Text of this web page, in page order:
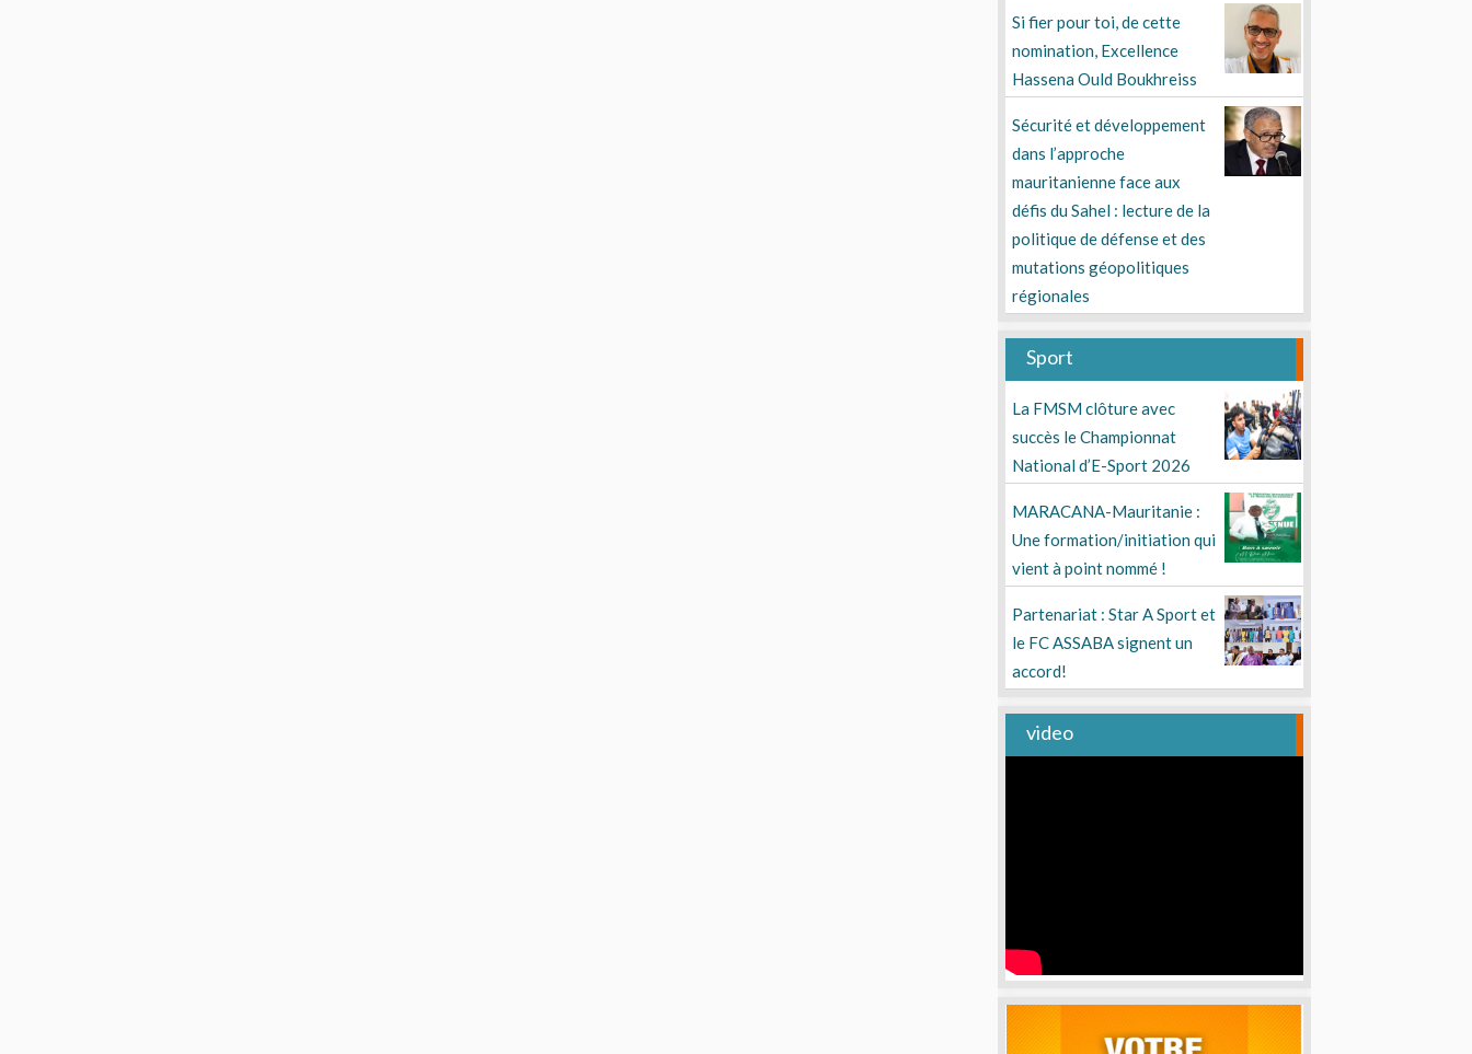
Si fier pour toi, de cette
nomination, Excellence
Hassena Ould Boukhreiss
Sécurité et développement
dans l’approche
mauritanienne face aux
défis du Sahel : lecture de la
politique de défense et des
mutations géopolitiques
régionales
Sport
La FMSM clôture avec
succès le Championnat
National d’E-Sport 2026
MARACANA-Mauritanie :
Une formation/initiation qui
vient à point nommé !
Partenariat : Star A Sport et
le FC ASSABA signent un
accord!
video